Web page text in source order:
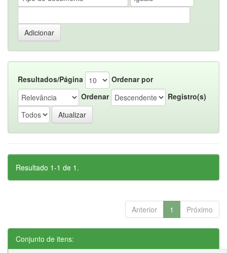
Resultados/Página
Ordenar por
Ordenar
Registro(s)
Resultado 1-1 de 1.
Anterior 1 Próximo
Conjunto de itens: